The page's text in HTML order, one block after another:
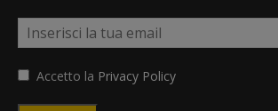
Accetto la Privacy Policy